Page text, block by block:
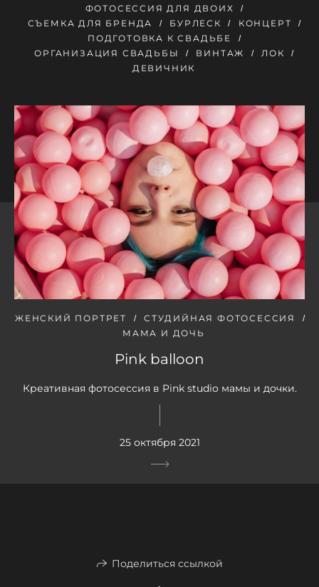
ФОТОСЕССИЯ ДЛЯ ДВОИХ
СЪЕМКА ДЛЯ БРЕНДА
БУРЛЕСК
КОНЦЕРТ
ПОДГОТОВКА К СВАДЬБЕ
ОРГАНИЗАЦИЯ СВАДЬБЫ
ВИНТАЖ
ЛОК
ДЕВИЧНИК
ЖЕНСКИЙ ПОРТРЕТ
СТУДИЙНАЯ ФОТОСЕССИЯ
МАМА И ДОЧЬ
Pink balloon
Креативная фотосессия в Pink studio мамы и дочки.
25 октября 2021
Поделиться ссылкой